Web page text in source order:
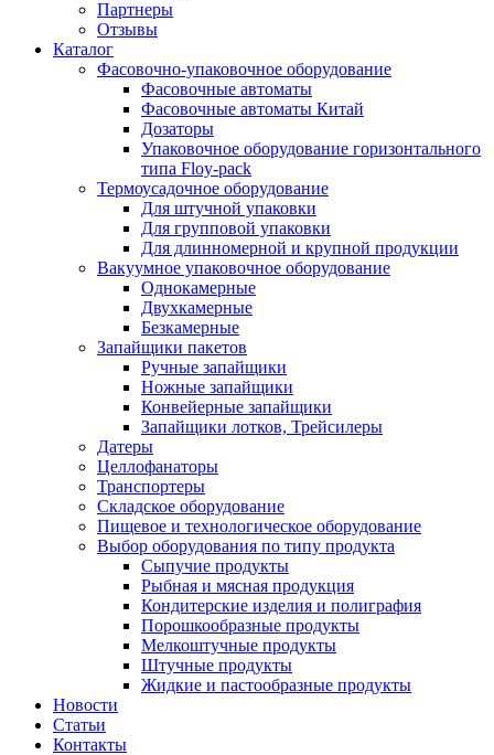
Партнеры
Отзывы
Каталог
Фасовочно-упаковочное оборудование
Фасовочные автоматы
Фасовочные автоматы Китай
Дозаторы
Упаковочное оборудование горизонтального
типа Floy-pack
Термоусадочное оборудование
Для штучной упаковки
Для групповой упаковки
Для длинномерной и крупной продукции
Вакуумное упаковочное оборудование
Однокамерные
Двухкамерные
Безкамерные
Запайщики пакетов
Ручные запайщики
Ножные запайщики
Конвейерные запайщики
Запайщики лотков, Трейсилеры
Датеры
Целлофанаторы
Транспортеры
Складское оборудование
Пищевое и технологическое оборудование
Выбор оборудования по типу продукта
Сыпучие продукты
Рыбная и мясная продукция
Кондитерские изделия и полиграфия
Порошкообразные продукты
Мелкоштучные продукты
Штучные продукты
Жидкие и пастообразные продукты
Новости
Статьи
Контакты